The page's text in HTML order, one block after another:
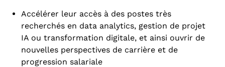
Accélérer leur accès à des postes très
recherchés en data analytics, gestion de projet
IA ou transformation digitale, et ainsi ouvrir de
nouvelles perspectives de carrière et de
progression salariale